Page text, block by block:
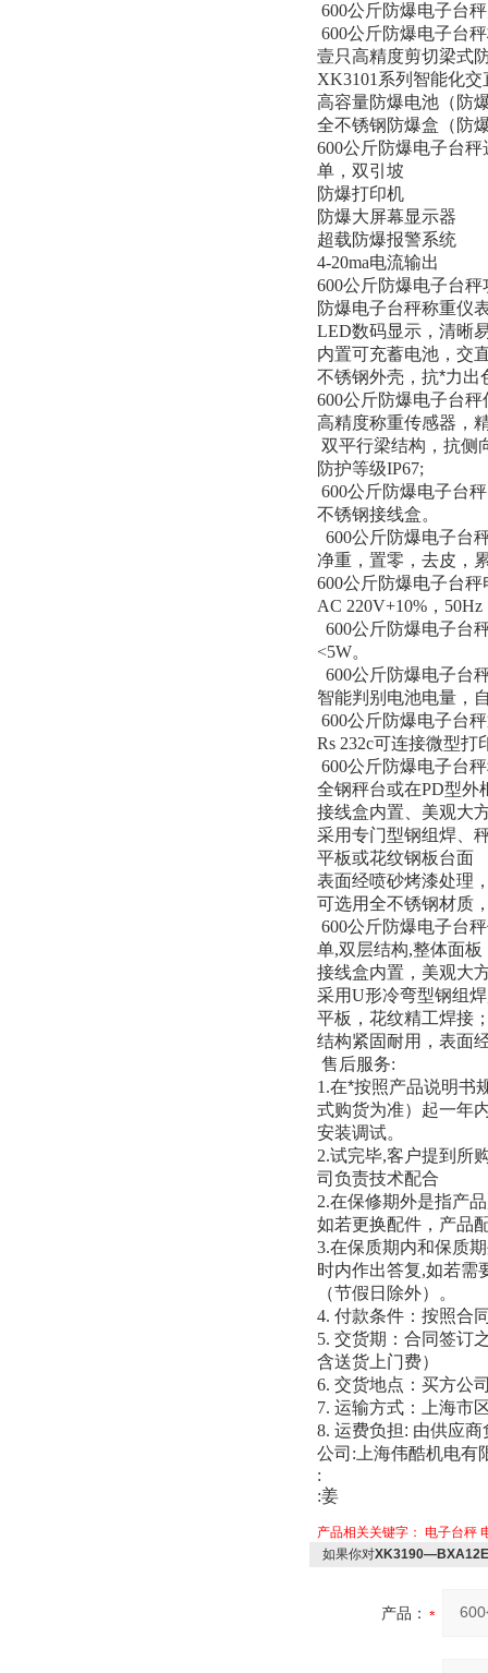
600公斤防爆电子台
600公斤防爆电子台
壹只高精度剪切梁式
XK3101 系列智能化
高容量防爆电池（防
全不锈钢防爆盒（防
600公斤防爆电子台秤
单，双引坡
防爆打印机
防爆大屏幕显示器
超载防爆报警系统
4-20ma电流输出
600公斤防爆电子台秤
防爆电子台秤称重仪
LED数码显示，清晰
内置可充蓄电池，交
不锈钢外壳，抗*力出
600公斤防爆电子台秤
高精度称重传感器，
双平行梁结构，抗侧
防护等级IP67;
600公斤防爆电子台
不锈钢接线盒。
600公斤防爆电子台
净重，置零，去皮，
600公斤防爆电子台秤
AC 220V+10% ，
600公斤防爆电子台
<5W。
600公斤防爆电子台
智能判别电池电量，
600公斤防爆电子台
Rs 232c可连接微型打
600公斤防爆电子台
全钢秤台或在PD型外
接线盒内置、美观大
采用专门型钢组焊、
平板或花纹钢板台面
表面经喷砂烤漆处理
可选用全不锈钢材质
600公斤防爆电子台
单,双层结构,整体面板
接线盒内置，美观大
采用U形冷弯型钢组焊
平板，花纹精工焊接
结构紧固耐用，表面
售后服务:
1.在*按照产品说明书
式购货为准）起一年
安装调试。
2.试完毕,客户提到所
司负责技术配合
2.在保修期外是指产
如若更换配件，产品
3.在保质期内和保质
时内作出答复,如若需
（节假日除外）。
4. 付款条件：按照合
5. 交货期：合同签订
含送货上门费）
6. 交货地点：买方公
7. 运输方式：上海市
8. 运费负担: 由供应商
公司 : 上海伟酷机电有
:
:姜
产品相关关键字： 电子台秤
如果你对
产品：